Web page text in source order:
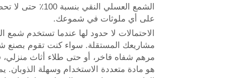
الشمع العسلي النقي
على أي ملوثات في شموعك.
الاحتمالات لا حدود لها عندما تستخدم
مشاريعك المستقلة. سواء كنت تقوم بصنع
مرهم شفاه فاخر، أو حتى طلاء أثاث
هو مادة متعددة الاستخدام وسهلة الذوبان.